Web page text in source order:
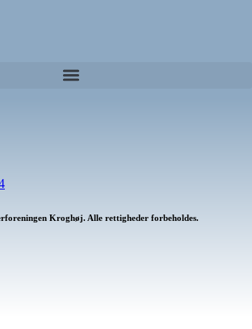
Kroghøj. Alle rettigheder forbeholdes.